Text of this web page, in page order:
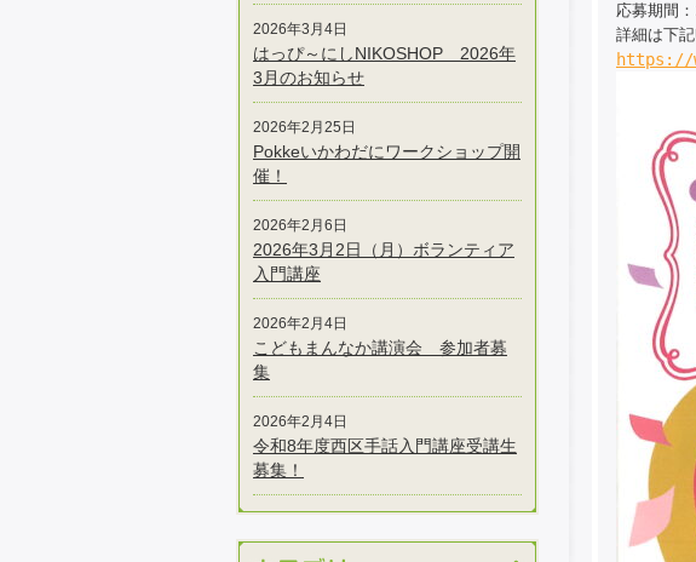
2026年3月4日
はっぴ～にしNIKOSHOP 2026年
3月のお知らせ
2026年2月25日
Pokkeいかわだにワークショップ開
催！
2026年2月6日
2026年3月2日（月）ボランティア
入門講座
2026年2月4日
こどもまんなか講演会 参加者募
集
2026年2月4日
令和8年度西区手話入門講座受講生
募集！
応募期間
https://